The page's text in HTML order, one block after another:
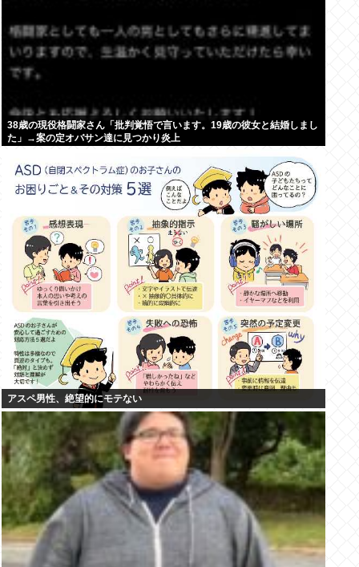
38歳の現役格闘家さん「批判覚悟で言います。19歳の彼女と結婚しまし
た」→案の定オバサン達に見つかり炎上
アスペ男性、絶望的にモテない